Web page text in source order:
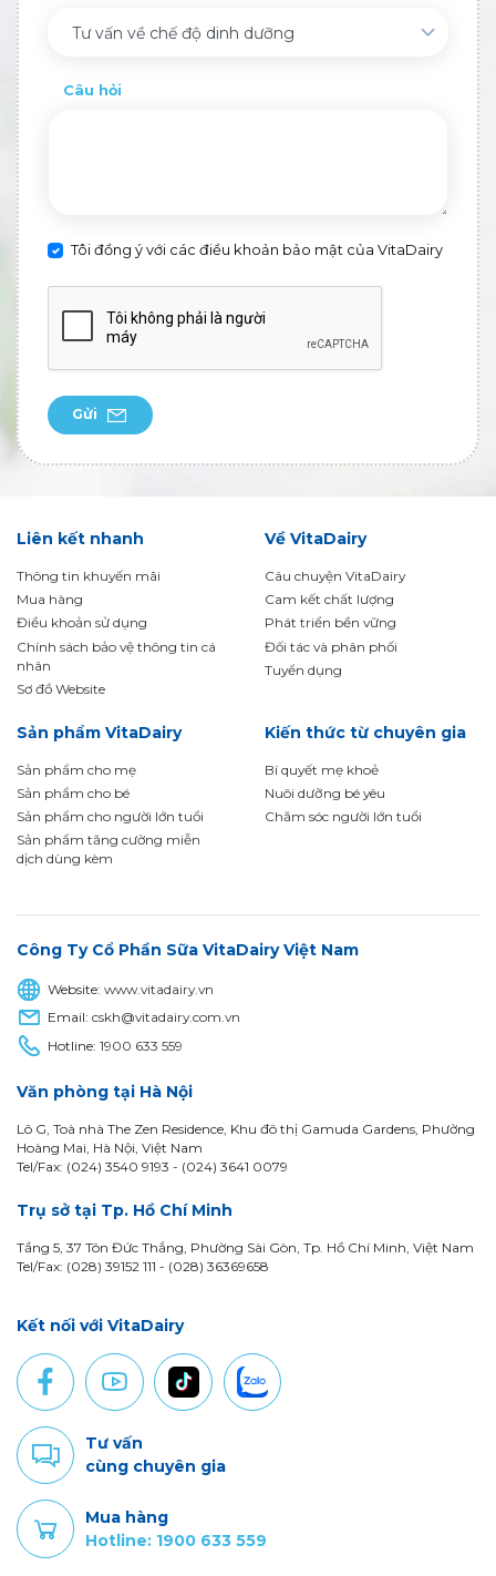
Tư vấn về chế độ dinh dưỡng
Câu hỏi
Tôi đồng ý với các điều khoản bảo mật của VitaDairy
Gửi
Liên kết nhanh
Thông tin khuyến mãi
Mua hàng
Điều khoản sử dụng
Chính sách bảo vệ thông tin cá
nhân
Sơ đồ Website
Về VitaDairy
Câu chuyện VitaDairy
Cam kết chất lượng
Phát triển bền vững
Đối tác và phân phối
Tuyển dụng
Sản phẩm VitaDairy
Sản phẩm cho mẹ
Sản phẩm cho bé
Sản phẩm cho người lớn tuổi
Sản phẩm tăng cường miễn
dịch dùng kèm
Kiến thức từ chuyên gia
Bí quyết mẹ khoẻ
Nuôi dưỡng bé yêu
Chăm sóc người lớn tuổi
Công Ty Cổ Phần Sữa VitaDairy Việt Nam
Website:www.vitadairy.vn
Email:cskh@vitadairy.com.vn
Hotline:1900 633 559
Văn phòng tại Hà Nội
Lô G, Toà nhà The Zen Residence, Khu đô thị Gamuda Gardens, Phường
Hoàng Mai, Hà Nội, Việt Nam
Tel/Fax: (024) 3540 9193 - (024) 3641 0079
Trụ sở tại Tp. Hồ Chí Minh
Tầng 5, 37 Tôn Đức Thắng, Phường Sài Gòn, Tp. Hồ Chí Minh, Việt Nam
Tel/Fax: (028) 39152 111 - (028) 36369658
Kết nối với VitaDairy
Tư vấn
cùng chuyên gia
Mua hàng
Hotline: 1900 633 559